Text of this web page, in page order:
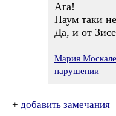
Ага!
Наум таки
Да, и от
Мария
нарушении
+ добавить замечания